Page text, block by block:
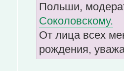
Польши,
Соколовскому.
От лица всех
рождения,